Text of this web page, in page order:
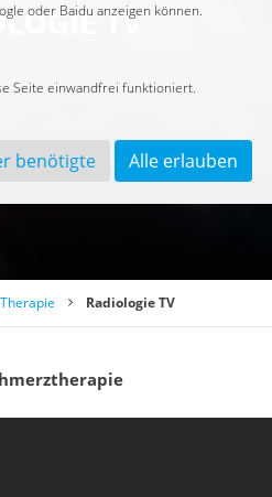
oder Bai­du an­zei­gen kön­nen.
Sei­te ein­wand­frei funk­tio­niert.
benötigte Alle erlauben
TV
Radiologie TV